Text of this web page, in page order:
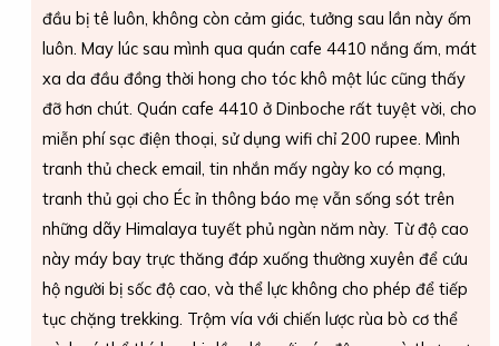
đầu bị tê luôn, không còn cảm giác, tưởng sau lần này ốm
luôn. May lúc sau mình qua quán cafe 4410 nắng ấm, mát
xa da đầu đồng thời hong cho tóc khô một lúc cũng thấy
đỡ hơn chút. Quán cafe 4410 ở Dinboche rất tuyệt vời, cho
miễn phí sạc điện thoại, sử dụng wifi chỉ 200 rupee. Mình
tranh thủ check email, tin nhắn mấy ngày ko có mạng,
tranh thủ gọi cho Éc ỉn thông báo mẹ vẫn sống sót trên
những dãy Himalaya tuyết phủ ngàn năm này. Từ độ cao
này máy bay trực thăng đáp xuống thường xuyên để cứu
hộ người bị sốc độ cao, và thể lực không cho phép để tiếp
tục chặng trekking. Trộm vía với chiến lược rùa bò cơ thể